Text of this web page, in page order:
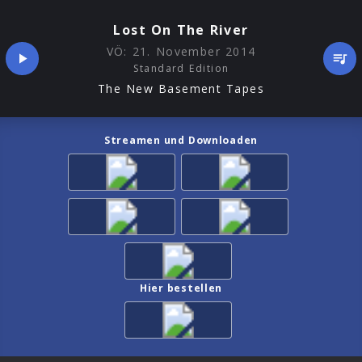
Lost On The River
VÖ: 21. November 2014
Standard Edition
The New Basement Tapes
Streamen und Downloaden
Hier bestellen